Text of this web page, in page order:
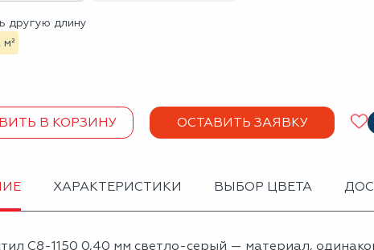
другую длину
м²
В КОРЗИНУ ОСТАВИТЬ ЗАЯВКУ
ХАРАКТЕРИСТИКИ ВЫБОР ЦВЕТА
С8-1150 0,40 мм светло-серый — материал,